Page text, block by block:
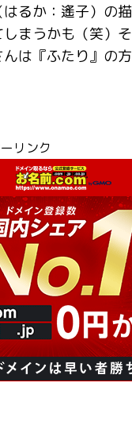
るか：遙子）の
まうかも（笑）
は『ふたり』の
リンク